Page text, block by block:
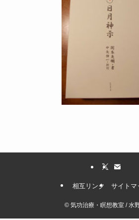
相互リンク サイトマ
©気功治療・瞑想教室 / 水